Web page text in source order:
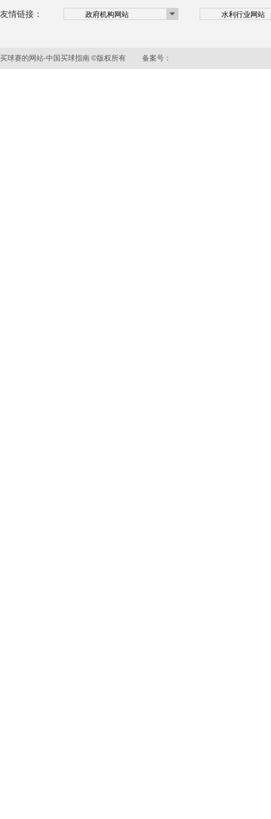
友情链接：
买球赛的网站-中国买球指南 ©版权所有 备案号：